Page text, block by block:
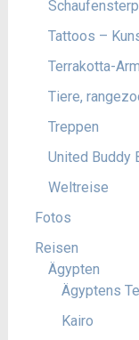
Tattoos –
Terrakotta-
Tiere,
Treppen
United Buddy
Weltreise
Fotos
Reisen
Ägypten
Ägyptens
Kairo